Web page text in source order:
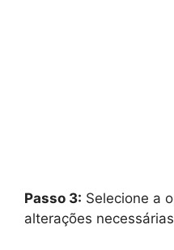
Passo 3: Selecione a
alterações